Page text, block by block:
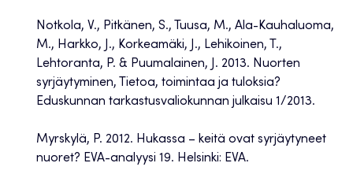
Notkola, V., Pitkänen, S., Tuusa, M., Ala-Kauhaluoma,
M., Harkko, J., Korkeamäki, J., Lehikoinen, T.,
Lehtoranta, P. & Puumalainen, J. 2013. Nuorten
syrjäytyminen, Tietoa, toimintaa ja tuloksia?
Eduskunnan tarkastusvaliokunnan julkaisu 1/2013.
Myrskylä, P. 2012. Hukassa – keitä ovat syrjäytyneet
nuoret? EVA-analyysi 19. Helsinki: EVA.